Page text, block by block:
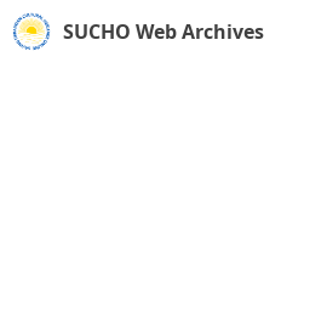
SUCHO Web Archives